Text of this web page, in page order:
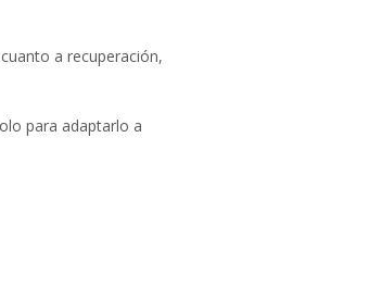
a recuperación,
para adaptarlo a